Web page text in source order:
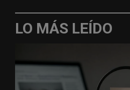
LO MÁS LEÍDO